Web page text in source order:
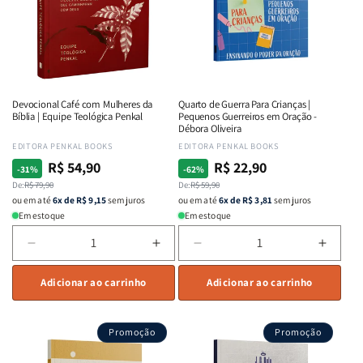
Equipe
Teológica
Penkal
Bueno
Devocional Café com Mulheres da
Bíblia | Equipe Teológica Penkal
Fornecedor:
EDITORA PENKAL BOOKS
-31%
Preço
normal
De:R$ 79,90
Preço
promocional
R$ 54,90
ou em até6x de R$ 9,15sem juros
Em estoque
a
quantidade
de
Café
Aumentar
a
quantidade
de
Café
Adicionar ao carrinho
Quarto de Guerra Para Crianças |
Pequenos Guerreiros em Oração -
Débora Oliveira
Fornecedor:
EDITORA PENKAL BOOKS
-62%
Preço
normal
De:R$ 59,90
Preço
promocional
R$ 22,90
ou em até6x de R$ 3,81 sem juros
Em estoque
a
quantidade
de
a
de
de
Adicionar ao carrinho
Promoção Promoção